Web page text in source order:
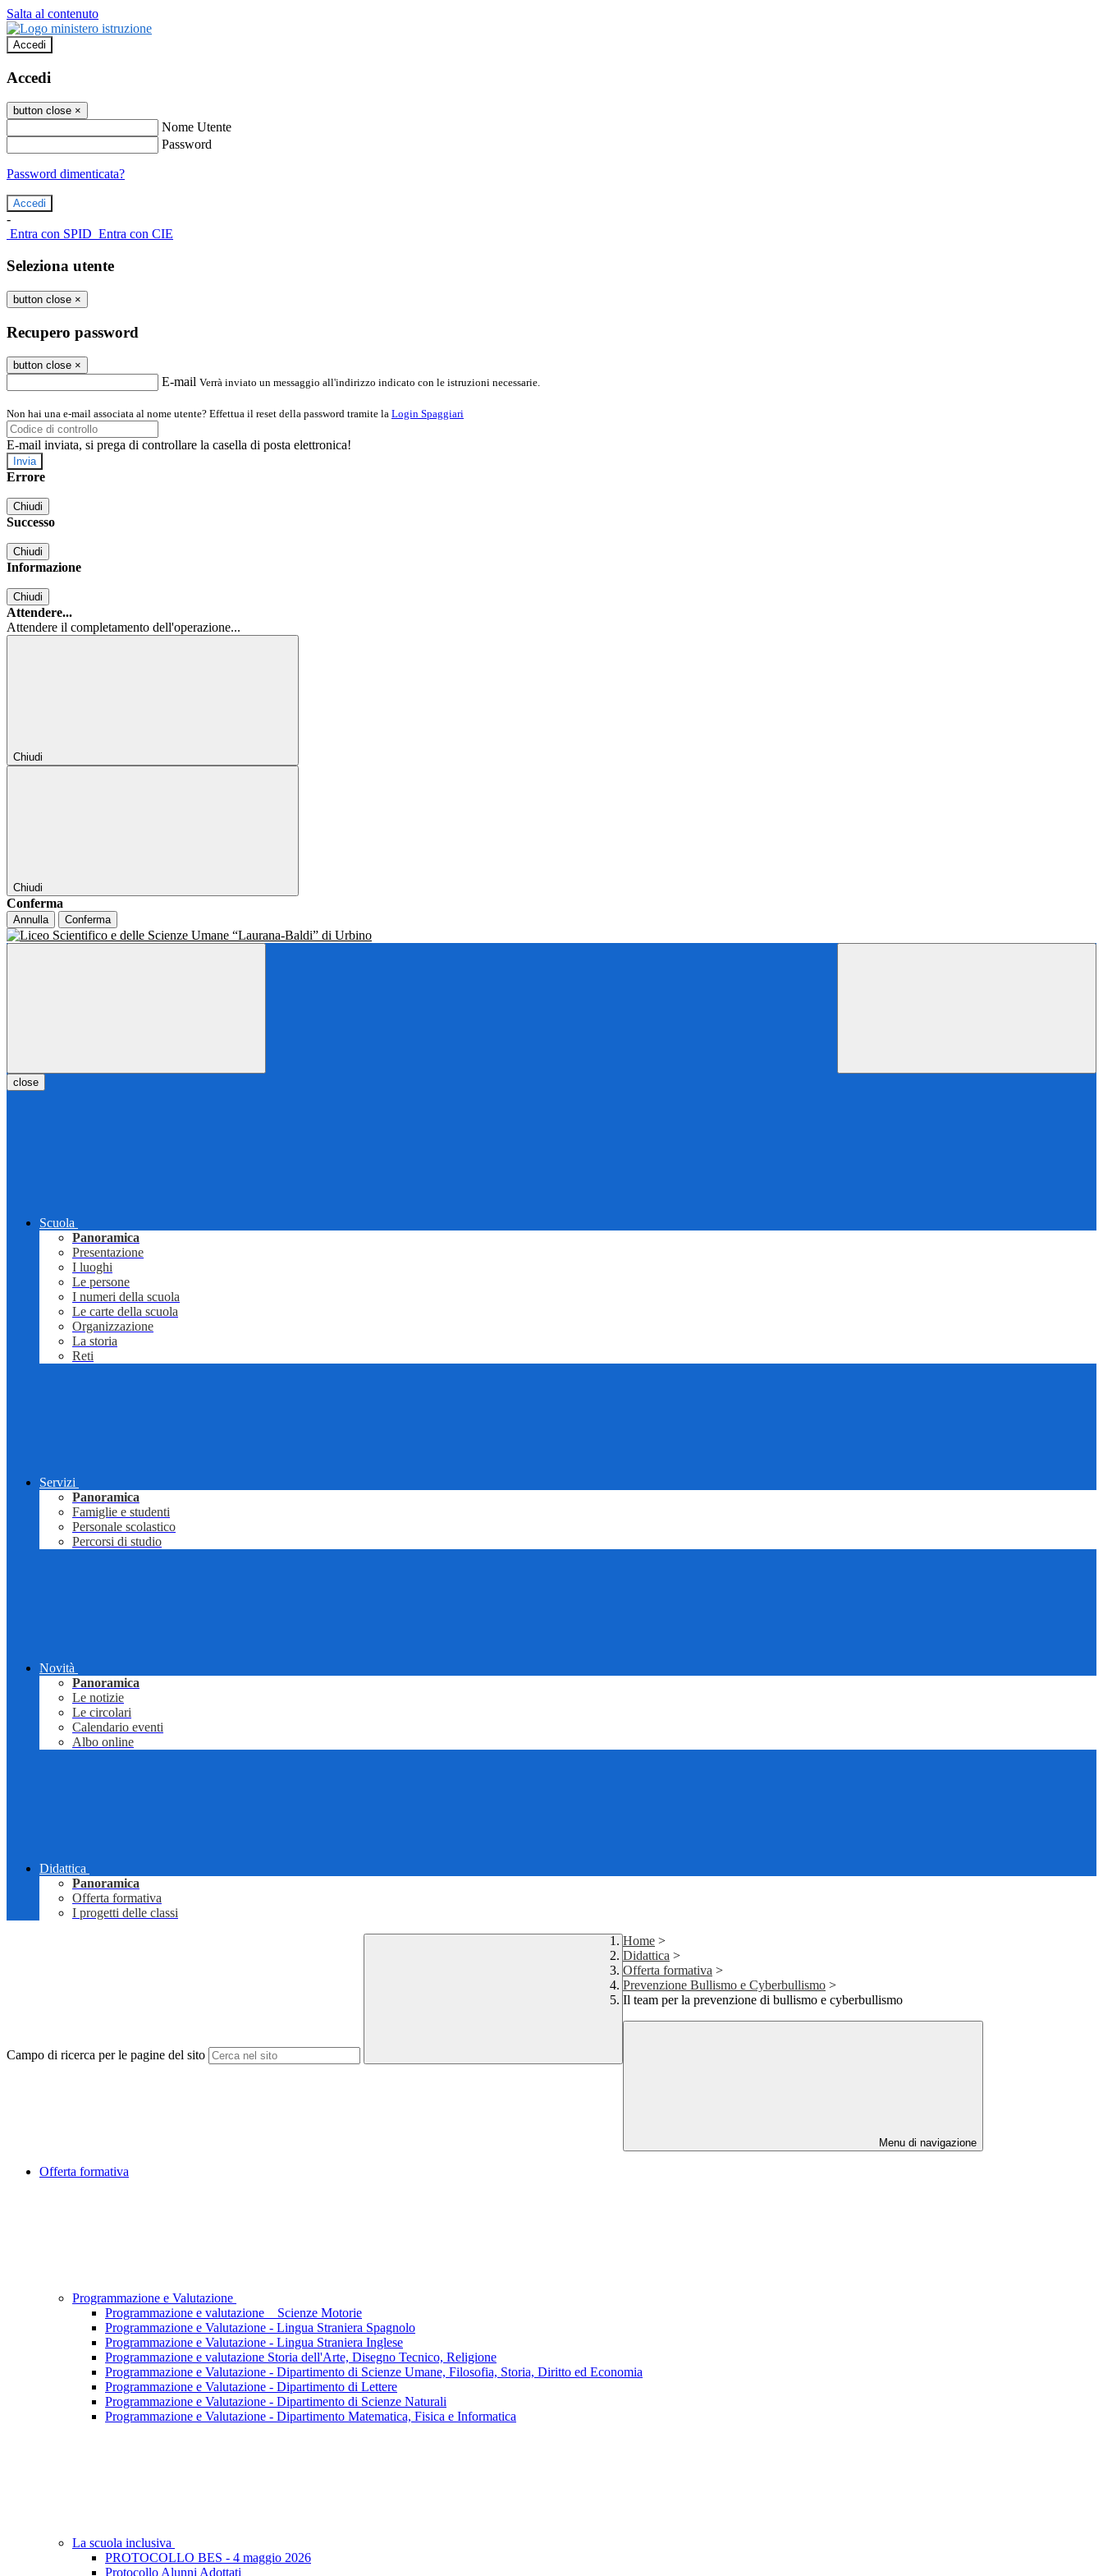
Salta al contenuto
Accedi
Accedi
button close ×
Nome Utente
Password
Password dimenticata?
-
Entra con SPID Entra con CIE
Seleziona utente
button close ×
Recupero password
button close ×
E-mail Verrà inviato un messaggio all'indirizzo indicato con le istruzioni necessarie.
Non hai una e-mail associata al nome utente? Effettua il reset della password tramite la Login Spaggiari
E-mail inviata, si prega di controllare la casella di posta elettronica!
Errore
Chiudi
Successo
Chiudi
Informazione
Chiudi
Attendere...
Attendere il completamento dell'operazione...
Chiudi
Chiudi
Conferma
Annulla Conferma
close
Scuola
Panoramica
Presentazione
I luoghi
Le persone
I numeri della scuola
Le carte della scuola
Organizzazione
La storia
Reti
Servizi
Panoramica
Famiglie e studenti
Personale scolastico
Percorsi di studio
Novità
Panoramica
Le notizie
Le circolari
Calendario eventi
Albo online
Didattica
Panoramica
Offerta formativa
I progetti delle classi
Campo di ricerca per le pagine del sito
Home >
Didattica >
Offerta formativa >
Prevenzione Bullismo e Cyberbullismo >
Il team per la prevenzione di bullismo e cyberbullismo
Menu di navigazione
Offerta formativa
Programmazione e Valutazione
Programmazione e valutazione _ Scienze Motorie
Programmazione e Valutazione - Lingua Straniera Spagnolo
Programmazione e Valutazione - Lingua Straniera Inglese
Programmazione e valutazione Storia dell'Arte, Disegno Tecnico, Religione
Programmazione e Valutazione - Dipartimento di Scienze Umane, Filosofia, Storia, Diritto ed Economia
Programmazione e Valutazione - Dipartimento di Lettere
Programmazione e Valutazione - Dipartimento di Scienze Naturali
Programmazione e Valutazione - Dipartimento Matematica, Fisica e Informatica
La scuola inclusiva
PROTOCOLLO BES - 4 maggio 2026
Protocollo Alunni Adottati